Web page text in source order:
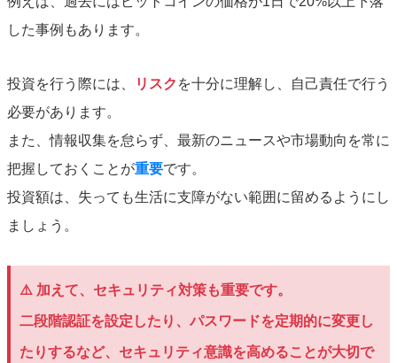
した事例もあります。
投資を行う際には、 リスク を十分に理解し、自己責任で行う
必要があります。
また、情報収集を怠らず、最新のニュースや市場動向を常に
把握しておくことが重要です。
投資額は、失っても生活に支障がない範囲に留めるようにし
ましょう。
⚠️ 加えて、セキュリティ対策も重要です。
二段階認証を設定したり、パスワードを定期的に変更し
たりするなど、セキュリティ意識を高めることが大切で